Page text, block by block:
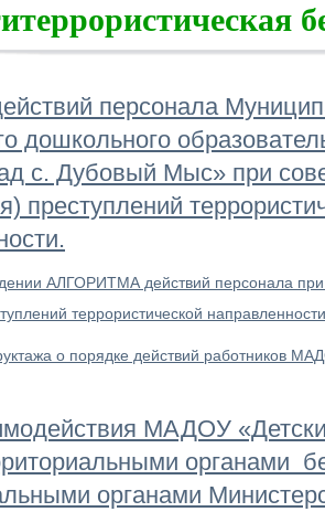
персонала
дошкольного
с. Дубовый Мыс» при
преступлений
АЛГОРИТМА действий персонала
террористической
о порядке действий работников
МАДОУ
органами
органами